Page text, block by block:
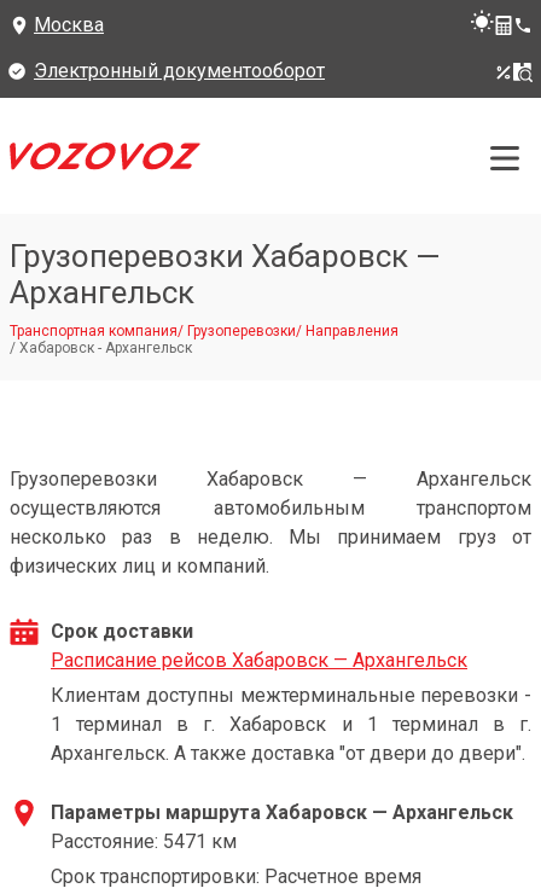
Москва
Электронный документооборот
Грузоперевозки Хабаровск —
Архангельск
Транспортная компания/ Грузоперевозки/ Направления
/ Хабаровск - Архангельск
Грузоперевозки Хабаровск — Архангельск
осуществляются автомобильным транспортом
несколько раз в неделю. Мы принимаем груз от
физических лиц и компаний.
Срок доставки
Расписание рейсов Хабаровск — Архангельск
Клиентам доступны межтерминальные перевозки -
1 терминал в г. Хабаровск и 1 терминал в г.
Архангельск. А также доставка "от двери до двери".
Параметры маршрута Хабаровск — Архангельск
Расстояние: 5471 км
Срок транспортировки: Расчетное время